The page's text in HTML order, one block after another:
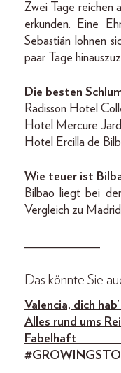
Zwei Tage reichen
erkunden. Eine
Sebastián lohnen
paar Tage
Die besten
Radisson Hotel
Hotel Mercure
Hotel Ercilla de
Wie teuer ist
Bilbao liegt bei
Vergleich zu
____________
Das könnte Sie
Valencia, dich
Alles rund ums